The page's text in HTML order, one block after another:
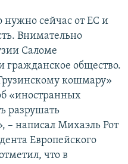
нужно сейчас от ЕС и
Внимательно
Саломе
общество.
кошмару»
«иностранных
разрушать
– написал Михаэль Рот
Европейского
что в